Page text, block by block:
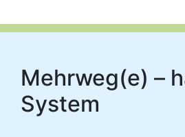
Mehrweg(e) –
System